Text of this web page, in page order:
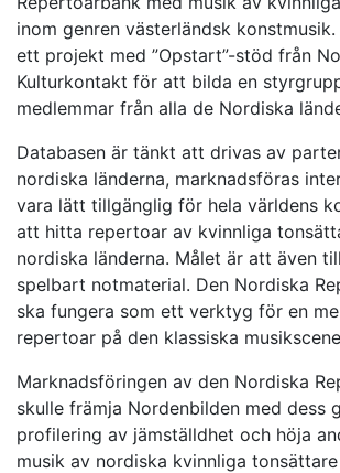
inom genren västerländsk
ett projekt med ”Opstart”-stöd från
Kulturkontakt för att bilda en
medlemmar från alla de Nordiska
Databasen är tänkt att drivas av
nordiska länderna, marknadsföras
vara lätt tillgänglig för hela världens
att hitta repertoar av kvinnliga
nordiska länderna. Målet är att även
spelbart notmaterial. Den Nordiska
ska fungera som ett verktyg för en
repertoar på den klassiska
Marknadsföringen av den Nordiska
skulle främja Nordenbilden med dess
profilering av jämställdhet och höja
musik av nordiska kvinnliga